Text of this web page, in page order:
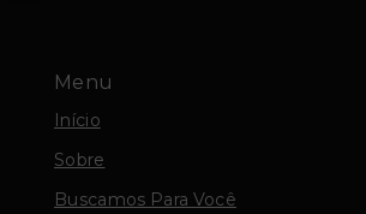
Menu
Início
Sobre
Buscamos Para Você